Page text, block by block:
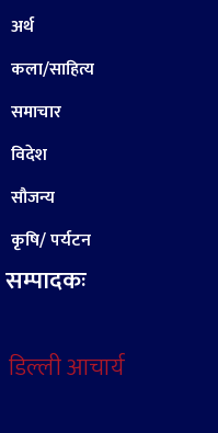
अर्थ
कला/साहित्य
समाचार
विदेश
सौजन्य
कृषि/ पर्यटन
सम्पादकः
डिल्ली आचार्य